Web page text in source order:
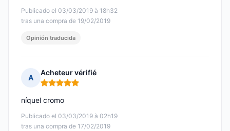
Publicado el 03/03/2019 à 18h32
tras una compra de 19/02/2019
Opinión traducida
A
Acheteur vérifié
Nota: 5 de 5
Publicado el 03/03/2019 à 02h19
tras una compra de 17/02/2019
níquel cromo